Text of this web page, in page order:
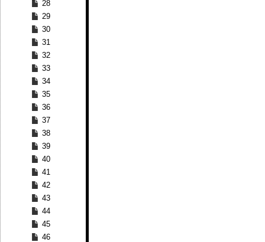
28
29
30
31
32
33
34
35
36
37
38
39
40
41
42
43
44
45
46